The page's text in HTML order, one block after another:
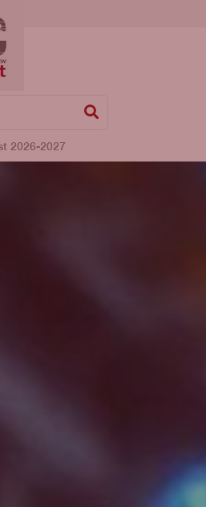
2026-2027